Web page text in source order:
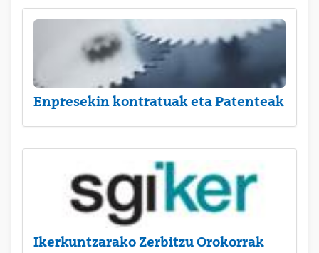
Enpresekin kontratuak eta Patenteak
Ikerkuntzarako Zerbitzu Orokorrak